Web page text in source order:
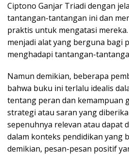
Ciptono Ganjar Triadi dengan
tantangan-tantangan ini dan
praktis untuk mengatasi
menjadi alat yang berguna bagi
menghadapi tantangan-
Namun demikian, beberapa
bahwa buku ini terlalu idealis
tentang peran dan kemampuan
strategi atau saran yang
sepenuhnya relevan atau dapat
dalam konteks pendidikan yang
demikian, pesan-pesan positif